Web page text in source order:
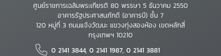
ศูนย์ราชการเฉลิมพระเกียรติ 80 พรรษา 5 ธันวาคม 2550
อาคารรัฐประศาสนภักดี (อาคารบี) ชั้น 7
120 หมู่ที่ 3 ถนนแจ้งวัฒนะ แขวงทุ่งสองห้อง เขตหลักสี่
กรุงเทพฯ 10210
0 2141 3844, 0 2141 1987, 0 2141 3881